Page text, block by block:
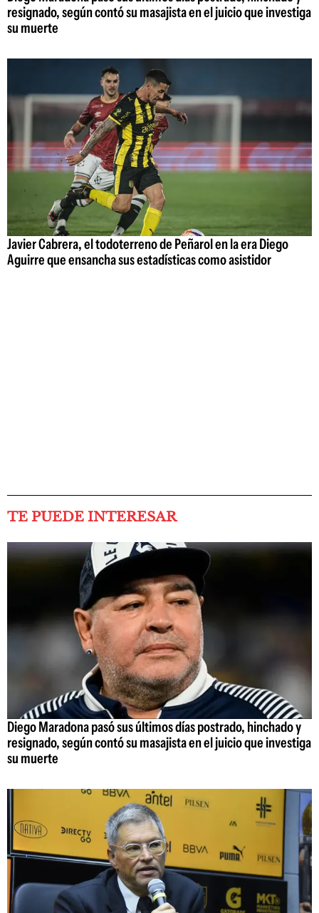
resignado, según contó su masajista en el juicio que investiga
su muerte
Javier Cabrera, el todoterreno de Peñarol en la era Diego
Aguirre que ensancha sus estadísticas como asistidor
TE PUEDE INTERESAR
Diego Maradona pasó sus últimos días postrado, hinchado y
resignado, según contó su masajista en el juicio que investiga
su muerte